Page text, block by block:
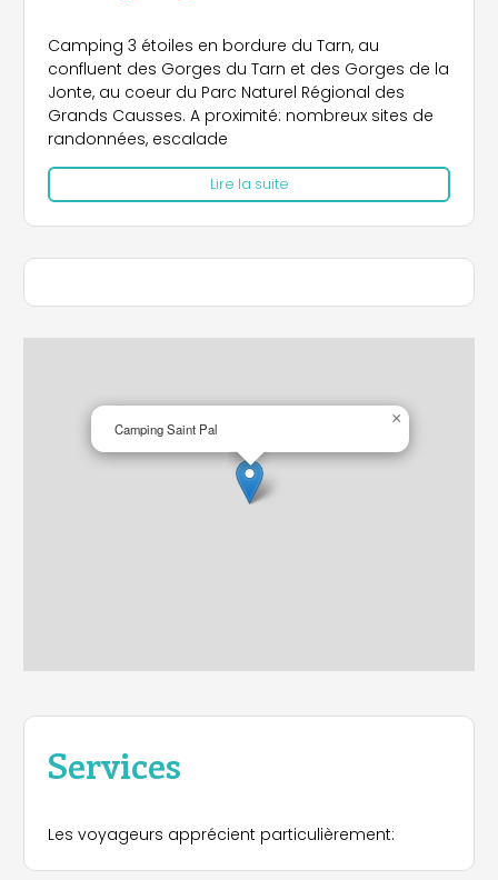
Camping 3 étoiles en bordure du Tarn, au
confluent des Gorges du Tarn et des Gorges de la
Jonte, au coeur du Parc Naturel Régional des
Grands Causses. A proximité: nombreux sites de
randonnées, escalade
Lire la suite
Camping Saint Pal
×
Services
Les voyageurs apprécient particulièrement: